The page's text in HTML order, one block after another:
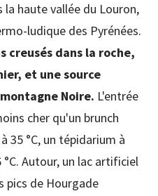
la haute vallée du Louron,
ludique des Pyrénées.
creusés dans la roche,
et une source
Noire. L'entrée
cher qu'un brunch
35 °C, un tépidarium à
Autour, un lac artificiel
pics de Hourgade